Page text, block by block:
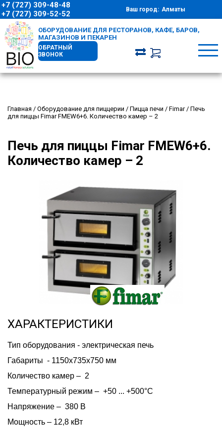
+7 (727) 309-48-48
+7 (727) 309-52-52
Ваш город: Алматы
ОБОРУДОВАНИЕ ДЛЯ РЕСТОРАНОВ, КАФЕ, БАРОВ,
МАГАЗИНОВ И ПЕКАРЕН
ОБРАТНЫЙ
ЗВОНОК
Главная / Оборудование для пиццерии / Пицца печи / Fimar / Печь
для пиццы Fimar FMEW6+6. Количество камер – 2
Печь для пиццы Fimar FMEW6+6.
Количество камер – 2
ХАРАКТЕРИСТИКИ
Тип оборудования - электрическая печь
Габариты  - 1150х735х750 мм
Количество камер –  2
Температурный режим –  +50 ... +500°C
Напряжение –  380 В
Мощность – 12,8 кВт